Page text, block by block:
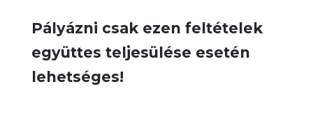
Pályázni csak ezen feltételek
együttes teljesülése esetén
lehetséges!